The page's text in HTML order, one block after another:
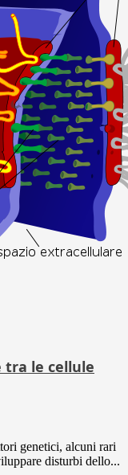
tra le cellule
genetici, alcuni rari
disturbi dello...